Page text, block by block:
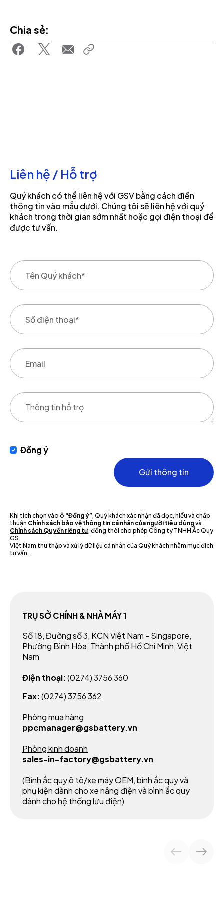
Chia sẻ:
Liên hệ / Hỗ trợ
Quý khách có thể liên hệ với GSV bằng cách điền
thông tin vào mẫu dưới. Chúng tôi sẽ liên hệ với quý
khách trong thời gian sớm nhất hoặc gọi điện thoại để
được tư vấn.
Đồng ý
Gửi thông tin
Khi tích chọn vào ô “Đồng ý”, Quý khách xác nhận đã đọc, hiểu và chấp
thuận Chính sách bảo vệ thông tin cá nhân của người tiêu dùngvà
Chính sách Quyền riêng tư, đồng thời cho phép Công ty TNHH Ắc Quy
GS
Việt Nam thu thập và xử lý dữ liệu cá nhân của Quý khách nhằm mục đích
tư vấn.
TRỤ SỞ CHÍNH & NHÀ MÁY 1
Số 18, Đường số 3, KCN Việt Nam - Singapore,
Phường Bình Hòa, Thành phố Hồ Chí Minh, Việt
Nam
Điện thoại:(0274) 3756 360
Fax:(0274) 3756 362
Phòng mua hàng
ppcmanager@gsbattery.vn
Phòng kinh doanh
sales-in-factory@gsbattery.vn
(Bình ắc quy ô tô/xe máy OEM, bình ắc quy và
phụ kiện dành cho xe nâng điện và bình ắc quy
dành cho hệ thống lưu điện)